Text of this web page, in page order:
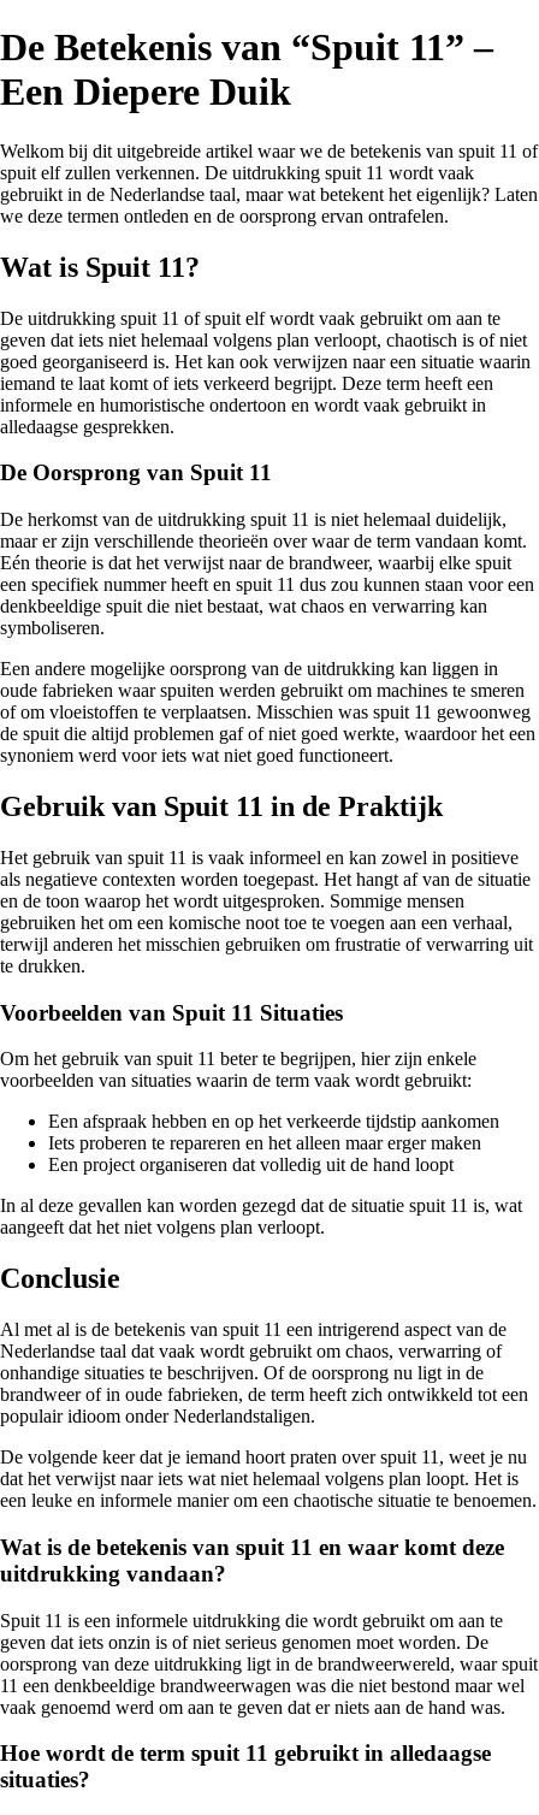
De Betekenis van “Spuit 11” –
Een Diepere Duik
Welkom bij dit uitgebreide artikel waar we de betekenis van spuit 11 of
spuit elf zullen verkennen. De uitdrukking spuit 11 wordt vaak
gebruikt in de Nederlandse taal, maar wat betekent het eigenlijk? Laten
we deze termen ontleden en de oorsprong ervan ontrafelen.
Wat is Spuit 11?
De uitdrukking spuit 11 of spuit elf wordt vaak gebruikt om aan te
geven dat iets niet helemaal volgens plan verloopt, chaotisch is of niet
goed georganiseerd is. Het kan ook verwijzen naar een situatie waarin
iemand te laat komt of iets verkeerd begrijpt. Deze term heeft een
informele en humoristische ondertoon en wordt vaak gebruikt in
alledaagse gesprekken.
De Oorsprong van Spuit 11
De herkomst van de uitdrukking spuit 11 is niet helemaal duidelijk,
maar er zijn verschillende theorieën over waar de term vandaan komt.
Eén theorie is dat het verwijst naar de brandweer, waarbij elke spuit
een specifiek nummer heeft en spuit 11 dus zou kunnen staan voor een
denkbeeldige spuit die niet bestaat, wat chaos en verwarring kan
symboliseren.
Een andere mogelijke oorsprong van de uitdrukking kan liggen in
oude fabrieken waar spuiten werden gebruikt om machines te smeren
of om vloeistoffen te verplaatsen. Misschien was spuit 11 gewoonweg
de spuit die altijd problemen gaf of niet goed werkte, waardoor het een
synoniem werd voor iets wat niet goed functioneert.
Gebruik van Spuit 11 in de Praktijk
Het gebruik van spuit 11 is vaak informeel en kan zowel in positieve
als negatieve contexten worden toegepast. Het hangt af van de situatie
en de toon waarop het wordt uitgesproken. Sommige mensen
gebruiken het om een komische noot toe te voegen aan een verhaal,
terwijl anderen het misschien gebruiken om frustratie of verwarring uit
te drukken.
Voorbeelden van Spuit 11 Situaties
Om het gebruik van spuit 11 beter te begrijpen, hier zijn enkele
voorbeelden van situaties waarin de term vaak wordt gebruikt:
Een afspraak hebben en op het verkeerde tijdstip aankomen
Iets proberen te repareren en het alleen maar erger maken
Een project organiseren dat volledig uit de hand loopt
In al deze gevallen kan worden gezegd dat de situatie spuit 11 is, wat
aangeeft dat het niet volgens plan verloopt.
Conclusie
Al met al is de betekenis van spuit 11 een intrigerend aspect van de
Nederlandse taal dat vaak wordt gebruikt om chaos, verwarring of
onhandige situaties te beschrijven. Of de oorsprong nu ligt in de
brandweer of in oude fabrieken, de term heeft zich ontwikkeld tot een
populair idioom onder Nederlandstaligen.
De volgende keer dat je iemand hoort praten over spuit 11, weet je nu
dat het verwijst naar iets wat niet helemaal volgens plan loopt. Het is
een leuke en informele manier om een chaotische situatie te benoemen.
Wat is de betekenis van spuit 11 en waar komt deze
uitdrukking vandaan?
Spuit 11 is een informele uitdrukking die wordt gebruikt om aan te
geven dat iets onzin is of niet serieus genomen moet worden. De
oorsprong van deze uitdrukking ligt in de brandweerwereld, waar spuit
11 een denkbeeldige brandweerwagen was die niet bestond maar wel
vaak genoemd werd om aan te geven dat er niets aan de hand was.
Hoe wordt de term spuit 11 gebruikt in alledaagse
situaties?